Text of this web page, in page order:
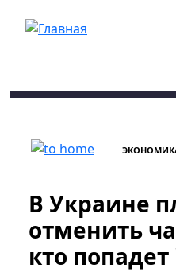
В Украине
отменить
кто